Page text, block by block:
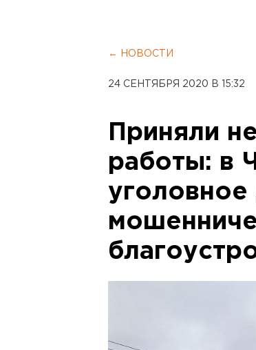
← НОВОСТИ
24 СЕНТЯБРЯ 2020 В 15:32
Приняли
работы: в
уголовное